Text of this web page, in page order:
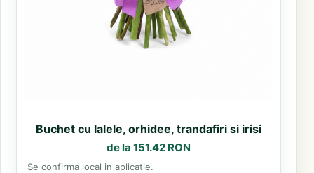
Buchet cu lalele, orhidee, trandafiri si irisi
de la 151.42 RON
Se confirma local in aplicatie.